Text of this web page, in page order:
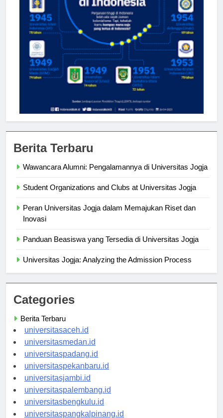
Peran Universitas Jogja dalam Memajukan Riset dan
Categories
Berita Terbaru
universitasaceh.id
universitasmedan.id
universitaspadang.id
universitaspekanbaru.id
universitasjambi.id
universitaspalembang.id
universitasbengkulu.id